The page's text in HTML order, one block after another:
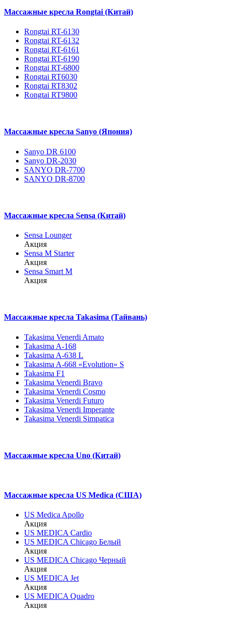
Массажные кресла Rongtai (Китай)
Rongtai RT-6130
Rongtai RT-6132
Rongtai RT-6161
Rongtai RT-6190
Rongtai RT-6800
Rongtai RT6030
Rongtai RT8302
Rongtai RT9800
Массажные кресла Sanyo (Япония)
Sanyo DR 6100
Sanyo DR-2030
SANYO DR-7700
SANYO DR-8700
Массажные кресла Sensa (Китай)
Sensa Lounger
Акция
Sensa M Starter
Акция
Sensa Smart M
Акция
Массажные кресла Takasima (Тайвань)
Takasima Venerdi Amato
Takasima A-168
Takasima A-638 L
Takasima A-668 «Evolution» S
Takasima F1
Takasima Venerdi Bravo
Takasima Venerdi Cosmo
Takasima Venerdi Futuro
Takasima Venerdi Imperante
Takasima Venerdi Simpatica
Массажные кресла Uno (Китай)
Массажные кресла US Medica (США)
US Medica Apollo
Акция
US MEDICA Cardio
US MEDICA Chicago Белый
Акция
US MEDICA Chicago Черный
Акция
US MEDICA Jet
Акция
US MEDICA Quadro
Акция